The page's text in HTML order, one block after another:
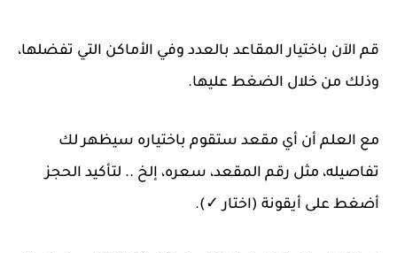
قم الآن باختيار المقاعد بالعدد وفي الأماكن التي تفضلها،
وذلك من خلال الضغط عليها.
مع العلم أن أي مقعد ستقوم باختياره سيظهر لك
تفاصيله، مثل رقم المقعد، سعره، إلخ .. لتأكيد الحجز
أضغط على أيقونة (اختار ✓).